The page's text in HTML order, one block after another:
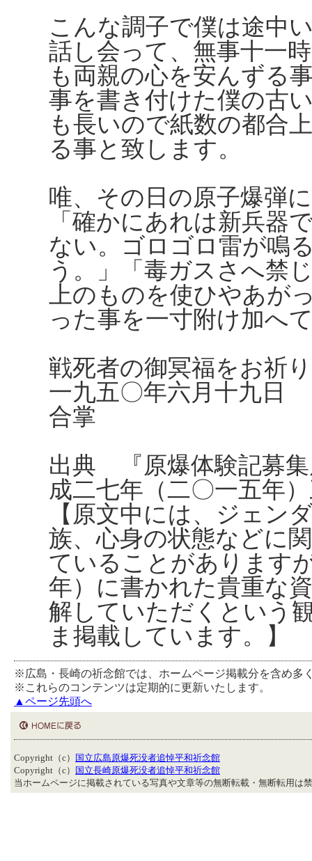
こんな調子で僕は途中
話し会って、無事十一
も両親の心を安んずる
事を書き付けた僕の古
も長いので紙数の都合
る事と致します。
唯、その日の原子爆弾
「確かにあれは新兵器
ない。ゴロゴロ雷が鳴
う。」「毒ガスさへ禁
上のものを使ひやあが
った事を一寸附け加へ
戦死者の御冥福をお祈
一九五〇年六月十九日
合掌
出典 『原爆体験記募
成二七年（二〇一五年
【原文中には、ジェン
族、心身の状態などに
ていることがあります
年）に書かれた貴重な
解していただくという
ま掲載しています。】
※広島・長崎の祈念館では、ホームページ掲載分を含め多
※これらのコンテンツは定期的に更新いたします。
▲ページ先頭へ
Copyright（c）
国立広島原爆死没者追悼平和祈念館
Copyright（c）
国立長崎原爆死没者追悼平和祈念館
当ホームページに掲載されている写真や文章等の無断転載・無断転用は